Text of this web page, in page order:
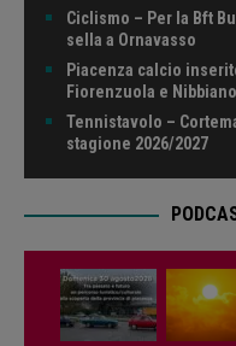
Ciclismo – Per la Bft
sella a Ornavasso
Piacenza calcio
Fiorenzuola e Nibbiano
Tennistavolo –
stagione 2026/2027